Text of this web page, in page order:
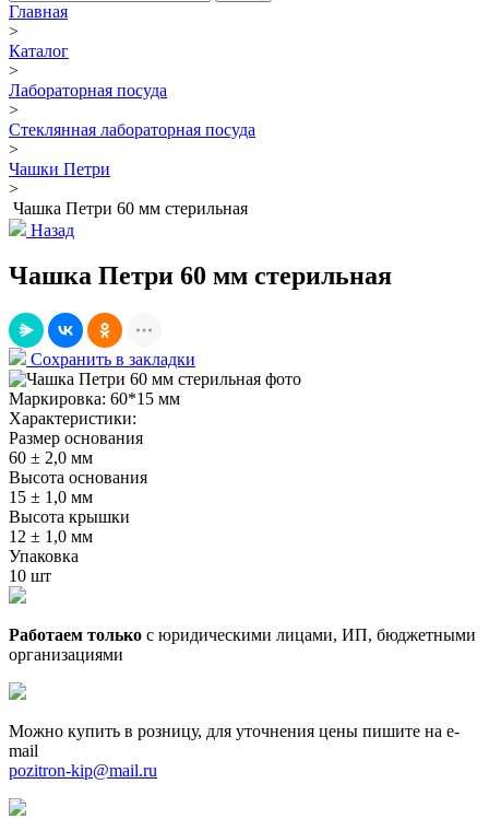
Главная
>
Каталог
>
Лабораторная посуда
>
Стеклянная лабораторная посуда
>
Чашки Петри
>
Чашка Петри 60 мм стерильная
Назад
Чашка Петри 60 мм стерильная
Сохранить в закладки
Маркировка: 60*15 мм
Характеристики:
Размер основания
60 ± 2,0 мм
Высота основания
15 ± 1,0 мм
Высота крышки
12 ± 1,0 мм
Упаковка
10 шт
Работаем только с юридическими лицами, ИП, бюджетными
организациями
Можно купить в розницу, для уточнения цены пишите на e-
mail
pozitron-kip@mail.ru